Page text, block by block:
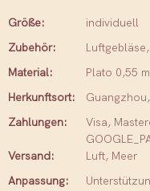
Größe:
individuell
Zubehör:
Material:
Plato 0,55
Herkunftsort:
Zahlungen:
Visa,
Versand:
Luft, Meer
Anpassung: